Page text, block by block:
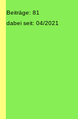
Beiträge: 81
dabei seit: 04/2021